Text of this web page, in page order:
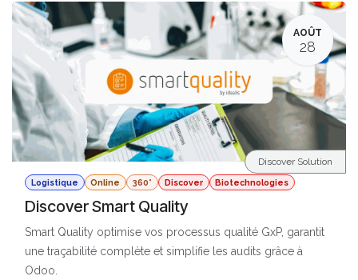
AOÛT
28
Logistique Online 360° Discover Biotechnologies
Discover Smart Quality
Smart Quality optimise vos processus qualité GxP, garantit
une traçabilité complète et simplifie les audits grâce à
Odoo.
Discover Solution